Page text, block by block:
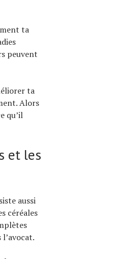
ta
peuvent
ta
Alors
qu’il
et les
aussi
céréales